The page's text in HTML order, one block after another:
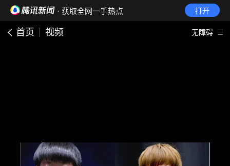
· 获取全网一手热点 打开
首页 视频 无障碍